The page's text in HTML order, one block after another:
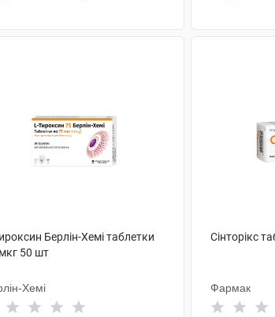
Берлін-Хемі таблетки
50 шт
Хемі
Сінторікс
Фармак